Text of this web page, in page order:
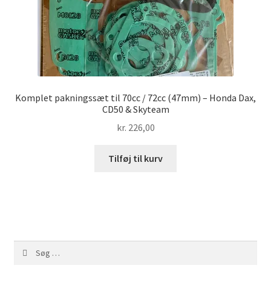
Komplet pakningssæt til 70cc / 72cc (47mm) – Honda Dax,
CD50 & Skyteam
kr. 226,00
Tilføj til kurv